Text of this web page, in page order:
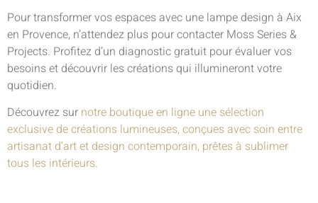
Pour transformer vos espaces avec une lampe design à Aix
en Provence, n’attendez plus pour contacter Moss Series &
Projects. Profitez d’un diagnostic gratuit pour évaluer vos
besoins et découvrir les créations qui illumineront votre
quotidien.
Découvrez sur notre boutique en ligne une sélection
exclusive de créations lumineuses, conçues avec soin entre
artisanat d’art et design contemporain, prêtes à sublimer
tous les intérieurs.